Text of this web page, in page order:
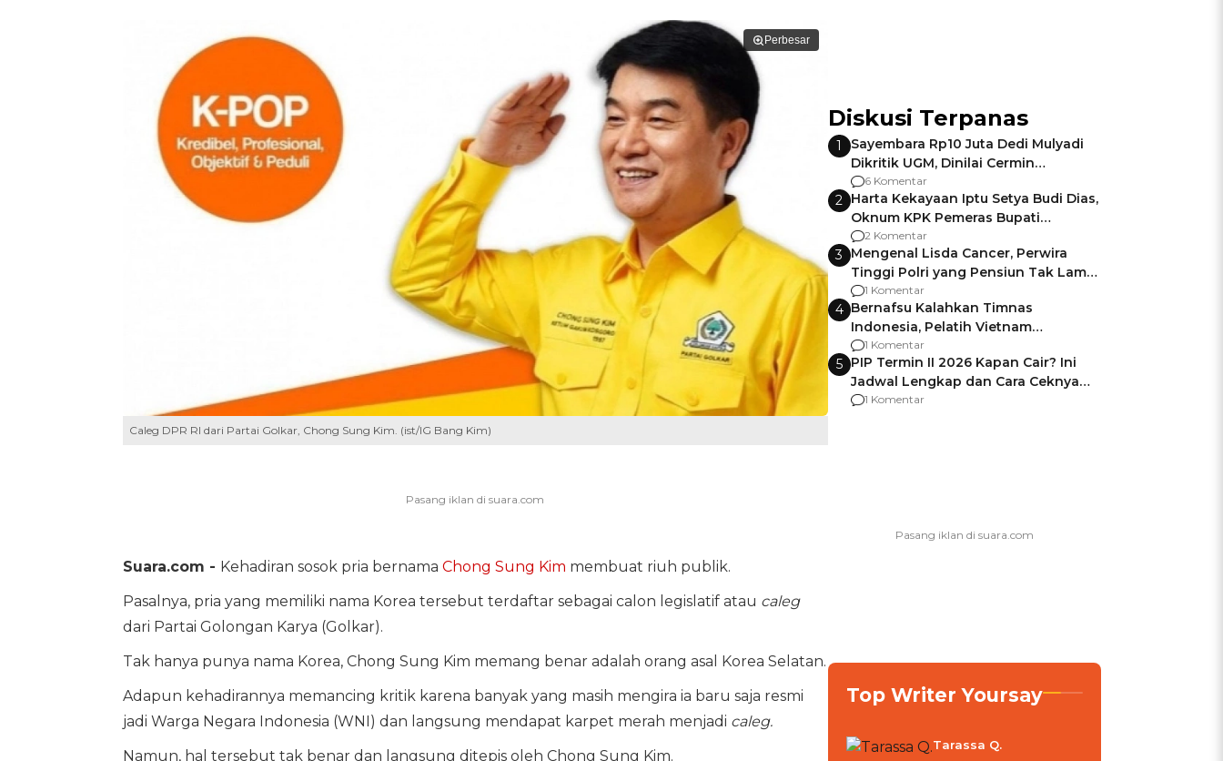
Perbesar
Caleg DPR RI dari Partai Golkar, Chong Sung Kim. (ist/IG Bang Kim)
Suara.com - Kehadiran sosok pria bernama Chong Sung Kim membuat riuh publik.
Pasalnya, pria yang memiliki nama Korea tersebut terdaftar sebagai calon legislatif atau caleg
dari Partai Golongan Karya (Golkar).
Tak hanya punya nama Korea, Chong Sung Kim memang benar adalah orang asal Korea Selatan.
Adapun kehadirannya memancing kritik karena banyak yang masih mengira ia baru saja resmi
jadi Warga Negara Indonesia (WNI) dan langsung mendapat karpet merah menjadi caleg.
Namun, hal tersebut tak benar dan langsung ditepis oleh Chong Sung Kim.
Diskusi Terpanas
1
Sayembara Rp10 Juta Dedi Mulyadi
Dikritik UGM, Dinilai Cermin
Gagalnya Negara Jamin Keamanan
6 Komentar
2 Harta Kekayaan Iptu Setya Budi Dias,
Oknum KPK Pemeras Bupati
Pemalang
2 Komentar
3 Mengenal Lisda Cancer, Perwira
Tinggi Polri yang Pensiun Tak Lama
Usai Jadi Brigjen
1 Komentar
4 Bernafsu Kalahkan Timnas
Indonesia, Pelatih Vietnam
Berencana Pakai Jimat di Pakansari
1 Komentar
5 PIP Termin II 2026 Kapan Cair? Ini
Jadwal Lengkap dan Cara Ceknya
agar Dana Tidak Hangus!
1 Komentar
Top Writer Yoursay
Tarassa Q.